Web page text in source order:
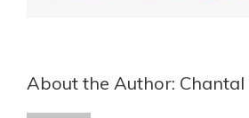
About the Author: Chantal